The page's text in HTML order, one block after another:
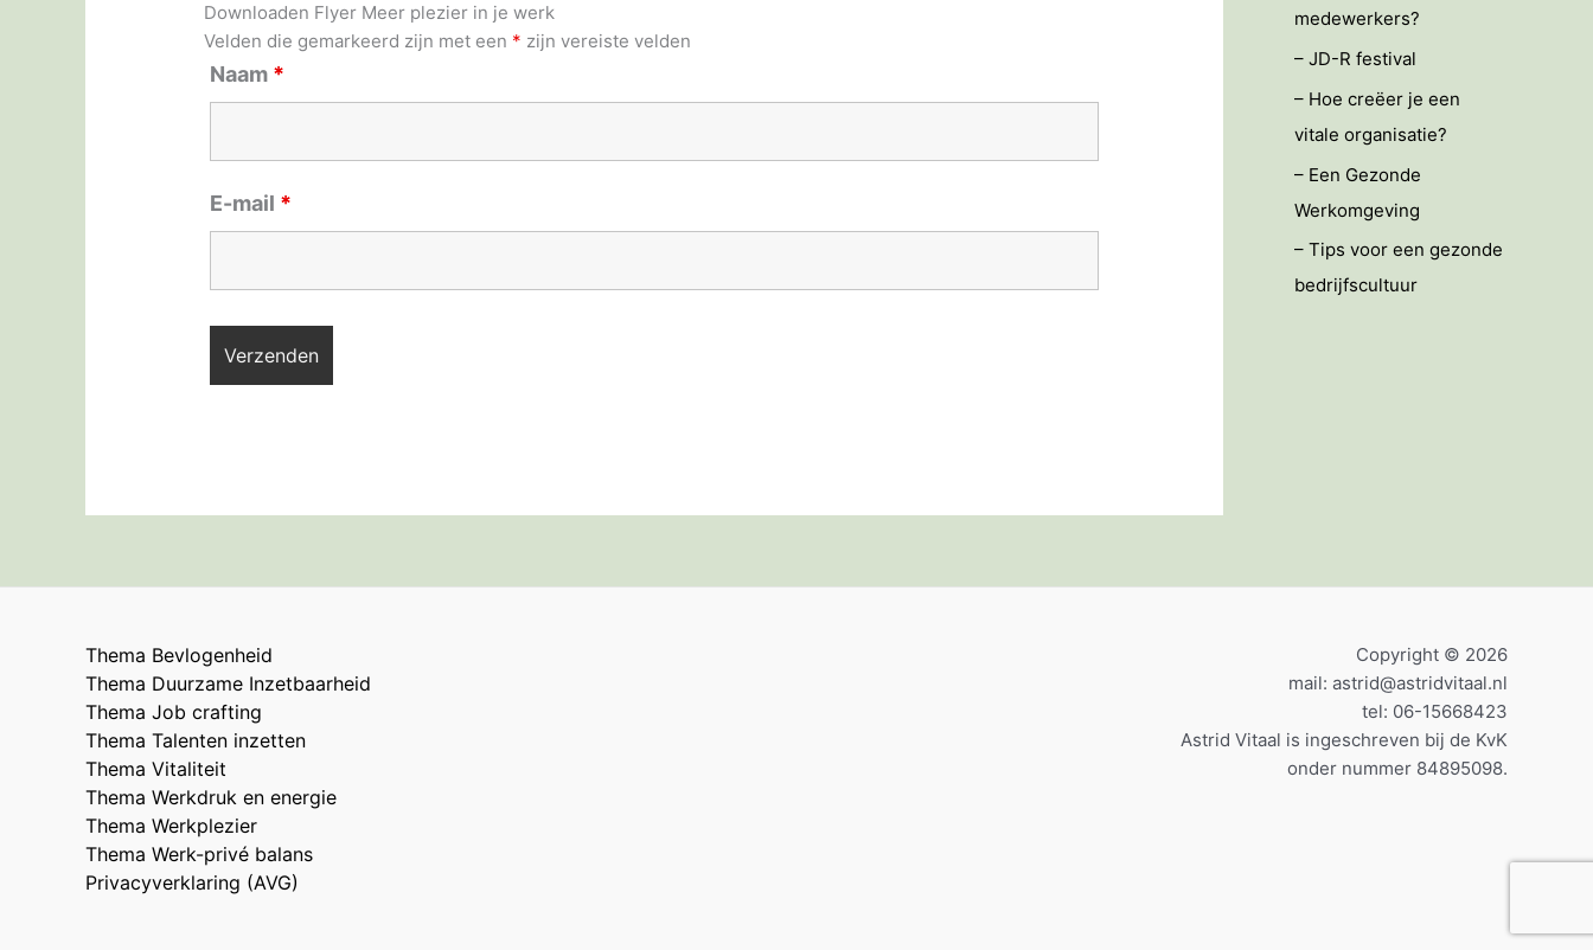
Downloaden Flyer Meer plezier in je werk
Velden die gemarkeerd zijn met een * zijn vereiste velden
Naam *
E-mail *
medewerkers?
– JD-R festival
– Hoe creëer je een
vitale organisatie?
– Een Gezonde
Werkomgeving
– Tips voor een gezonde
bedrijfscultuur
Thema Bevlogenheid
Thema Duurzame Inzetbaarheid
Thema Job crafting
Thema Talenten inzetten
Thema Vitaliteit
Thema Werkdruk en energie
Thema Werkplezier
Thema Werk-privé balans
Privacyverklaring (AVG)
Copyright © 2026
mail: astrid@astridvitaal.nl
tel: 06-15668423
Astrid Vitaal is ingeschreven bij de KvK
onder nummer 84895098.